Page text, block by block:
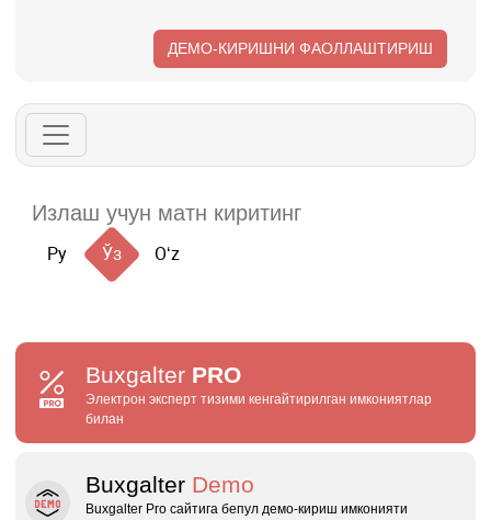
ДЕМО-КИРИШНИ ФАОЛЛАШТИРИШ
Ру Ўз Oʻz
Buxgalter PRO
Электрон эксперт тизими кенгайтирилган имкониятлар
билан
Buxgalter Demo
Buxgalter Pro сайтига бепул демо‑кириш имконияти